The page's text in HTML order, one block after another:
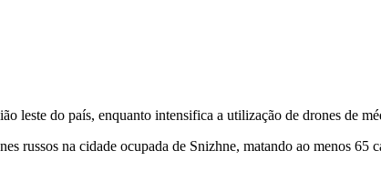
leste do país, enquanto intensifica a utilização de drones de
russos na cidade ocupada de Snizhne, matando ao menos